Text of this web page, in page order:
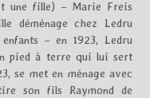
une fille) – Marie Freis
déménage chez Ledru
– en 1923, Ledru
pied à terre qui lui sert
se met en ménage avec
son fils Raymond de